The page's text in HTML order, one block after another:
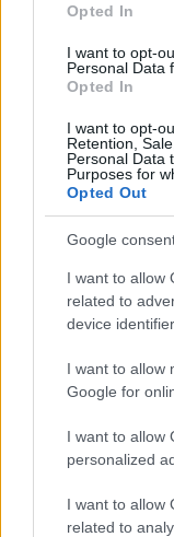
Opted In
I want to opt-
Personal Data
Opted In
I want to opt-
Retention,
Personal Data
Purposes for
Opted Out
Google
I want to allow
related to
device
I want to allow
Google for
I want to allow
personalized
I want to allow
related to
Continua a
FOCUS PMI